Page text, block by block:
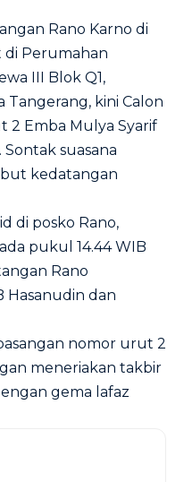
Rano Karno di
di Perumahan
III Blok Q1,
Tangerang, kini Calon
Emba Mulya Syarif
Sontak suasana
kedatangan
di posko Rano,
pukul 14.44 WIB
Rano
Hasanudin dan
nomor urut 2
meneriakan takbir
gema lafaz